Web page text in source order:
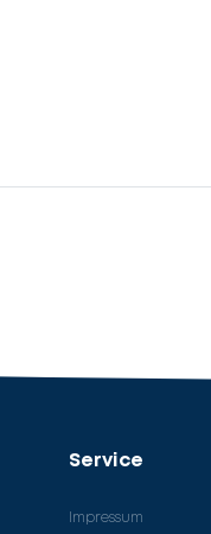
Service
Impressum